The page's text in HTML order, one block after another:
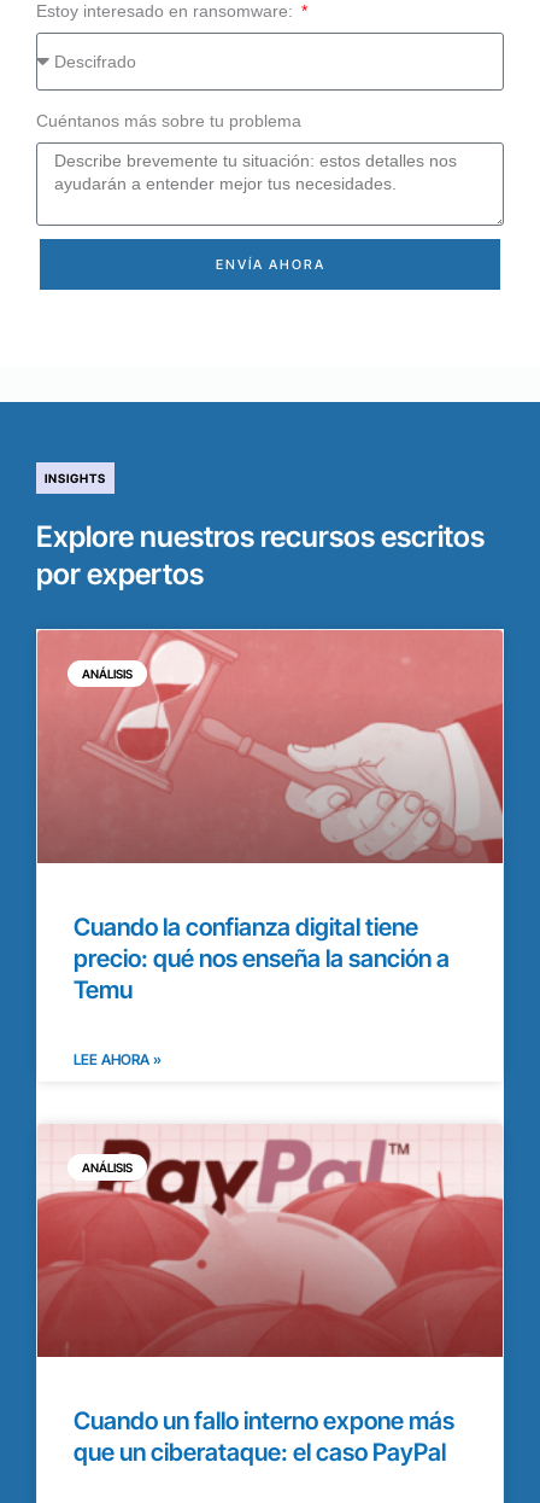
Estoy interesado en ransomware:
Cuéntanos más sobre tu problema
ENVÍA AHORA
INSIGHTS
Explore nuestros recursos escritos
por expertos
ANÁLISIS
Cuando la confianza digital tiene
precio: qué nos enseña la sanción a
Temu
LEE AHORA »
ANÁLISIS
Cuando un fallo interno expone más
que un ciberataque: el caso PayPal